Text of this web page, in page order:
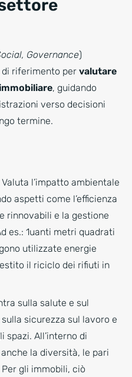
Governance)
riferimento per valutare
, guidando
verso decisioni
termine.
l’impatto ambientale
aspetti come l’efficienza
rinnovabili e la gestione
es.: 1uanti metri quadrati
utilizzate energie
il riciclo dei rifiuti in
sulla salute e sul
sicurezza sul lavoro e
All’interno di
anche la diversità, le pari
gli immobili, ciò